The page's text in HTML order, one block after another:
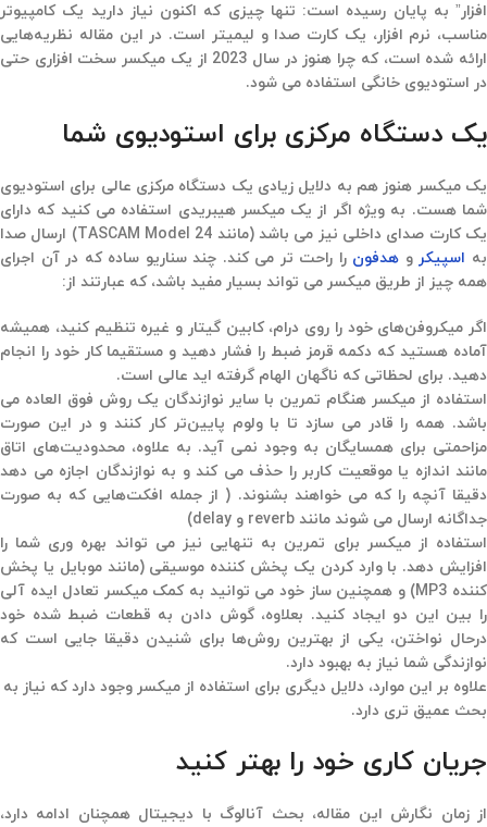
افزار” به پایان رسیده است: تنها چیزی که اکنون نیاز دارید یک کامپیوتر
مناسب، نرم افزار، یک کارت صدا و لیمیتر است. در این مقاله نظریه‌هایی
ارائه شده است، که چرا هنوز در سال 2023 از یک میکسر سخت افزاری حتی
در استودیوی خانگی استفاده می شود.
یک دستگاه مرکزی برای استودیوی شما
یک میکسر هنوز هم به دلایل زیادی یک دستگاه مرکزی عالی برای استودیوی
شما هست. به ویژه اگر از یک میکسر هیبریدی استفاده می کنید که دارای
یک کارت صدای داخلی نیز می باشد (مانند TASCAM Model 24) ارسال صدا
به اسپیکر و هدفون را راحت تر می کند. چند سناریو ساده که در آن اجرای
همه چیز از طریق میکسر می تواند بسیار مفید باشد، که عبارتند از:
اگر میکروفن‌های خود را روی درام، کابین گیتار و غیره تنظیم کنید، همیشه
آماده هستید که دکمه قرمز ضبط را فشار دهید و مستقیما کار خود را انجام
دهید. برای لحظاتی که ناگهان الهام گرفته اید عالی است.
استفاده از میکسر هنگام تمرین با سایر نوازندگان یک روش فوق العاده می
باشد. همه را قادر می سازد تا با ولوم پایین‌تر کار کنند و در این صورت
مزاحمتی برای همسایگان به وجود نمی آید. به علاوه، محدودیت‌های اتاق
مانند اندازه یا موقعیت کاربر را حذف می کند و به نوازندگان اجازه می دهد
دقیقا آنچه را که می خواهند بشنوند. ( از جمله افکت‌هایی که به صورت
جداگانه ارسال می شوند مانند reverb و delay)
استفاده از میکسر برای تمرین به تنهایی نیز می تواند بهره وری شما را
افزایش دهد. با وارد کردن یک پخش کننده موسیقی (مانند موبایل یا پخش
کننده MP3) و همچنین ساز خود می توانید به کمک میکسر تعادل ایده آلی
را بین این دو ایجاد کنید. بعلاوه، گوش دادن به قطعات ضبط شده خود
درحال نواختن، یکی از بهترین روش‌ها برای شنیدن دقیقا جایی است که
نوازندگی شما نیاز به بهبود دارد.
علاوه بر این موارد، دلایل دیگری برای استفاده از میکسر وجود دارد که نیاز به
بحث عمیق تری دارد.
جریان کاری خود را بهتر کنید
از زمان نگارش این مقاله، بحث آنالوگ با دیجیتال همچنان ادامه دارد،